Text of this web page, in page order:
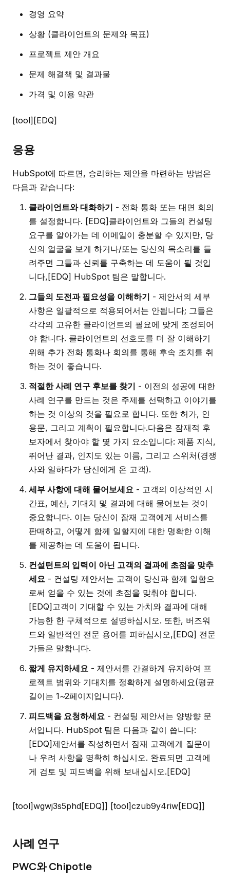
경영 요약
상황 (클라이언트의 문제와 목표)
프로젝트 제안 개요
문제 해결책 및 결과물
가격 및 이용 약관
[tool][EDQ]
응용
HubSpot에 따르면, 승리하는 제안을 마련하는 방법은
다음과 같습니다:
클라이언트와 대화하기 - 전화 통화 또는 대면 회의
를 설정합니다. [EDQ]클라이언트와 그들의 컨설팅
요구를 알아가는 데 이메일이 충분할 수 있지만, 당
신의 얼굴을 보게 하거나/또는 당신의 목소리를 들
려주면 그들과 신뢰를 구축하는 데 도움이 될 것입
니다,[EDQ] HubSpot 팀은 말합니다.
그들의 도전과 필요성을 이해하기 - 제안서의 세부
사항은 일괄적으로 적용되어서는 안됩니다; 그들은
각각의 고유한 클라이언트의 필요에 맞게 조정되어
야 합니다. 클라이언트의 선호도를 더 잘 이해하기
위해 추가 전화 통화나 회의를 통해 후속 조치를 취
하는 것이 좋습니다.
적절한 사례 연구 후보를 찾기 - 이전의 성공에 대한
사례 연구를 만드는 것은 주제를 선택하고 이야기를
하는 것 이상의 것을 필요로 합니다. 또한 허가, 인
용문, 그리고 계획이 필요합니다.다음은 잠재적 후
보자에서 찾아야 할 몇 가지 요소입니다: 제품 지식,
뛰어난 결과, 인지도 있는 이름, 그리고 스위처(경쟁
사와 일하다가 당신에게 온 고객).
세부 사항에 대해 물어보세요 - 고객의 이상적인 시
간표, 예산, 기대치 및 결과에 대해 물어보는 것이
중요합니다. 이는 당신이 잠재 고객에게 서비스를
판매하고, 어떻게 함께 일할지에 대한 명확한 이해
를 제공하는 데 도움이 됩니다.
컨설턴트의 입력이 아닌 고객의 결과에 초점을 맞추
세요 - 컨설팅 제안서는 고객이 당신과 함께 일함으
로써 얻을 수 있는 것에 초점을 맞춰야 합니다.
[EDQ]고객이 기대할 수 있는 가치와 결과에 대해
가능한 한 구체적으로 설명하십시오. 또한, 버즈워
드와 일반적인 전문 용어를 피하십시오,[EDQ] 전문
가들은 말합니다.
짧게 유지하세요 - 제안서를 간결하게 유지하여 프
로젝트 범위와 기대치를 정확하게 설명하세요(평균
길이는 1~2페이지입니다).
피드백을 요청하세요 - 컨설팅 제안서는 양방향 문
서입니다. HubSpot 팀은 다음과 같이 씁니다:
[EDQ]제안서를 작성하면서 잠재 고객에게 질문이
나 우려 사항을 명확히 하십시오. 완료되면 고객에
게 검토 및 피드백을 위해 보내십시오.[EDQ]
[tool]wgwj3s5phd[EDQ]] [tool]czub9y4riw[EDQ]]
사례 연구
PWC와 Chipotle